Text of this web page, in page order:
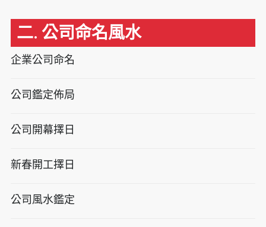
二. 公司命名風水
企業公司命名
公司鑑定佈局
公司開幕擇日
新春開工擇日
公司風水鑑定